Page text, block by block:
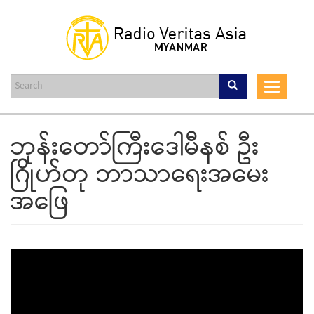
content
Toggle
ဘုန်းတော်ကြီးဒေါမီနစ် ဦး
ဂြိုဟ်တု ဘာသာရေးအမေး
အဖြေ